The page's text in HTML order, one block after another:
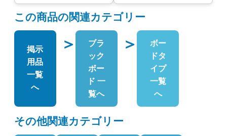
この商品の関連カテゴリー
掲示
用品
一覧
へ
＞
ブラ
ック
ボー
ド 一
覧へ
＞
ボー
ドタ
イプ
一覧
へ
その他関連カテゴリー